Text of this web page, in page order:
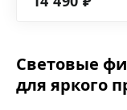
Световые
для яркого